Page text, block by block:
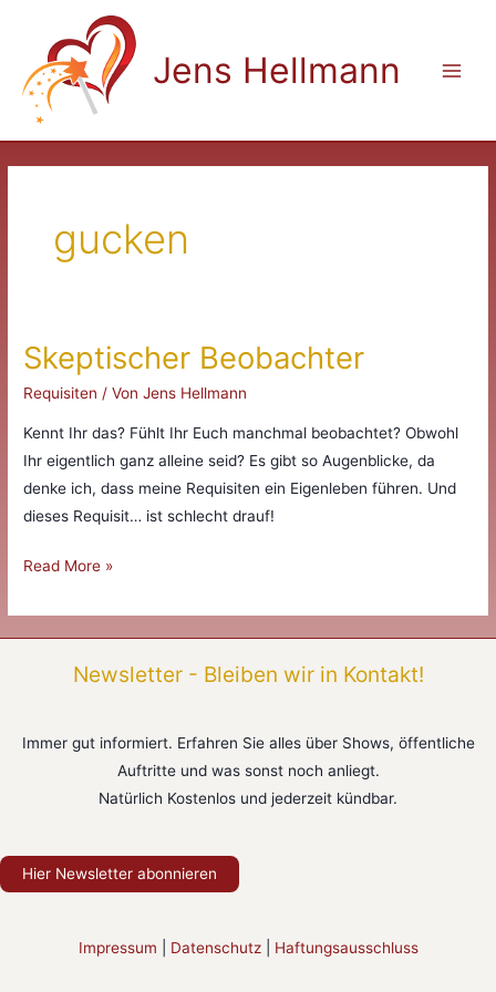
springen
Jens Hellmann
gucken
Skeptischer Beobachter
Requisiten / VonJens Hellmann
Kennt Ihr das? Fühlt Ihr Euch manchmal beobachtet? Obwohl
Ihr eigentlich ganz alleine seid? Es gibt so Augenblicke, da
denke ich, dass meine Requisiten ein Eigenleben führen. Und
dieses Requisit… ist schlecht drauf!
Skeptischer
Read More »
Newsletter - Bleiben wir in Kontakt!
Immer gut informiert. Erfahren Sie alles über Shows, öffentliche
Auftritte und was sonst noch anliegt.
Natürlich Kostenlos und jederzeit kündbar.
Hier Newsletter abonnieren
Impressum Datenschutz| Haftungsausschluss